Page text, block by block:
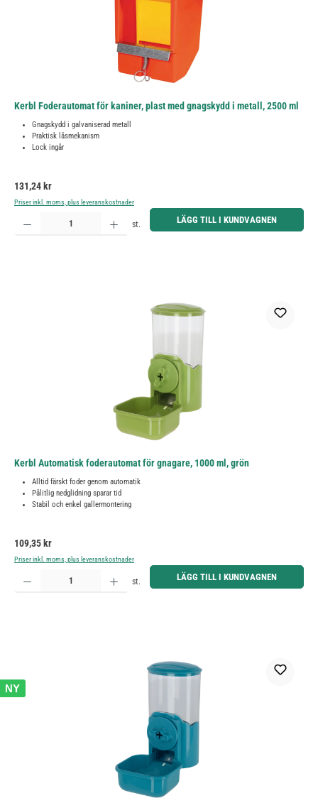
Kerbl Foderautomat för kaniner, plast med gnagskydd i metall, 2500 ml
Gnagskydd i galvaniserad metall
Praktisk låsmekanism
Lock ingår
Ordinarie pris:
131,24 kr
Priser inkl. moms, plus leveranskostnader
Produktkvantitet: Ange önskat belopp eller använd knapparna för att öka eller minska kvantiteten.
st. LÄGG TILL I KUNDVAGNEN
Kerbl Automatisk foderautomat för gnagare, 1000 ml, grön
Alltid färskt foder genom automatik
Pålitlig nedglidning sparar tid
Stabil och enkel gallermontering
Ordinarie pris:
109,35 kr
Priser inkl. moms, plus leveranskostnader
Produktkvantitet: Ange önskat belopp eller använd knapparna för att öka eller minska kvantiteten.
st. LÄGG TILL I KUNDVAGNEN
NY